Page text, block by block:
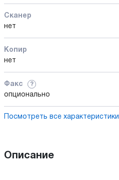
Сканер
нет
Копир
нет
Факс ?
опционально
Посмотреть все характеристики
Описание